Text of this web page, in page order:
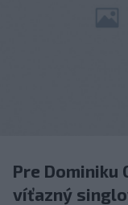
Pre Dominiku
víťazný